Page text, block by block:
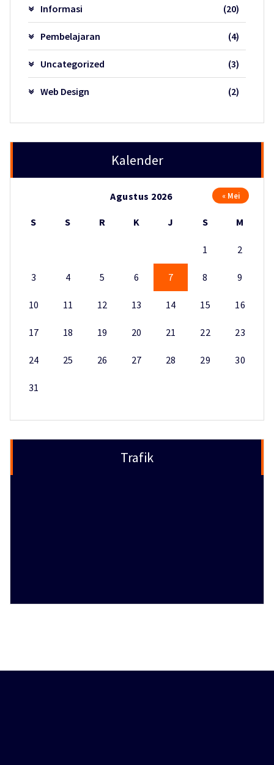
Informasi (20)
Pembelajaran (4)
Uncategorized (3)
Web Design (2)
Kalender
Agustus 2026
S S R K J S M
1 2
3 4 5 6 7 8 9
10 11 12 13 14 15 16
17 18 19 20 21 22 23
24 25 26 27 28 29 30
31
« Mei
Trafik